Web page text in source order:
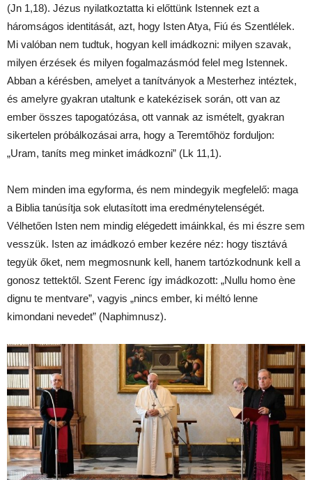
(Jn 1,18). Jézus nyilatkoztatta ki előttünk Istennek ezt a
háromságos identitását, azt, hogy Isten Atya, Fiú és Szentlélek.
Mi valóban nem tudtuk, hogyan kell imádkozni: milyen szavak,
milyen érzések és milyen fogalmazásmód felel meg Istennek.
Abban a kérésben, amelyet a tanítványok a Mesterhez intéztek,
és amelyre gyakran utaltunk e katekézisek során, ott van az
ember összes tapogatózása, ott vannak az ismételt, gyakran
sikertelen próbálkozásai arra, hogy a Teremtőhöz forduljon:
„Uram, taníts meg minket imádkozni” (Lk 11,1).
Nem minden ima egyforma, és nem mindegyik megfelelő: maga
a Biblia tanúsítja sok elutasított ima eredménytelenségét.
Vélhetően Isten nem mindig elégedett imáinkkal, és mi észre sem
vesszük. Isten az imádkozó ember kezére néz: hogy tisztává
tegyük őket, nem megmosnunk kell, hanem tartózkodnunk kell a
gonosz tettektől. Szent Ferenc így imádkozott: „Nullu homo ène
dignu te mentvare”, vagyis „nincs ember, ki méltó lenne
kimondani nevedet” (Naphimnusz).